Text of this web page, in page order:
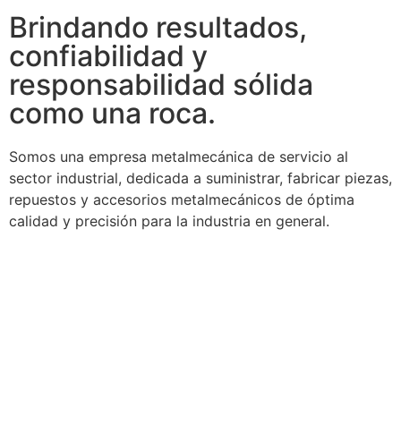
Brindando resultados,
confiabilidad y
responsabilidad sólida
como una roca.
Somos una empresa metalmecánica de servicio al
sector industrial, dedicada a suministrar, fabricar piezas,
repuestos y accesorios metalmecánicos de óptima
calidad y precisión para la industria en general.